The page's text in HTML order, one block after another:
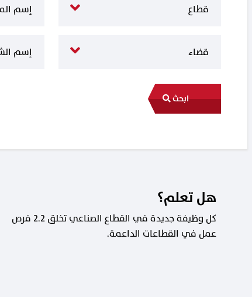
ابحث
هل تعلم؟
كل وظيفة جديدة في القطاع الصناعي تخلق 2.2 فرص
عمل في القطاعات الداعمة.